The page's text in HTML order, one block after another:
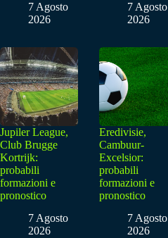
7 Agosto
2026
7 Agosto
2026
Jupiler League,
Club Brugge
Kortrijk:
probabili
formazioni e
pronostico
7 Agosto
2026
Eredivisie,
Cambuur-
Excelsior:
probabili
formazioni e
pronostico
7 Agosto
2026